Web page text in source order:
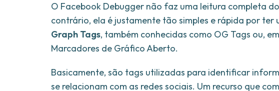
O Facebook Debugger não faz uma leitura completa
contrário, ela é justamente tão simples e rápida por
Graph Tags, também conhecidas como OG Tags ou,
Marcadores de Gráfico Aberto.
Basicamente, são tags utilizadas para identificar
se relacionam com as redes sociais. Um recurso que